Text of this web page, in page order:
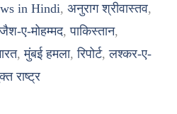
in Hindi, अनुराग श्रीवास्तव,
जैश-ए-मोहम्मद,पाकिस्तान,
,मुंबई हमला,रिपोर्ट,लश्कर-ए-
राष्ट्र